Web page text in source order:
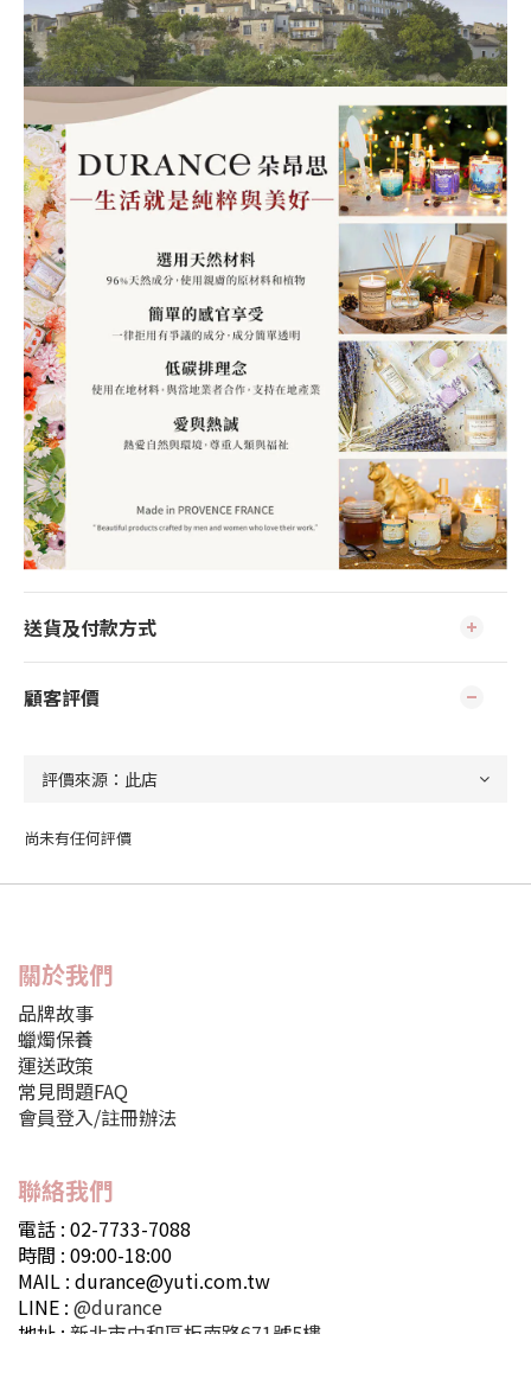
送貨及付款方式
顧客評價
尚未有任何評價
關於我們
品牌故事
蠟燭保養
運送政策
常見問題FAQ
會員登入/註冊辦法
聯絡我們
電話 : 02-7733-7088
時間 : 09:00-18:00
MAIL : durance@yuti.com.tw
LINE : @durance
地址 : 新北市中和區板南路671號5樓